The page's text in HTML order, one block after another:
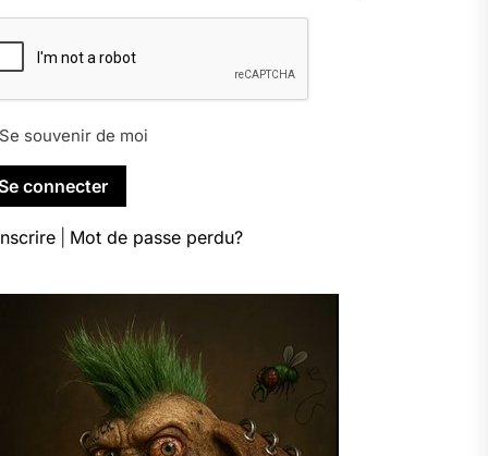
souvenir de moi
Mot de passe perdu?